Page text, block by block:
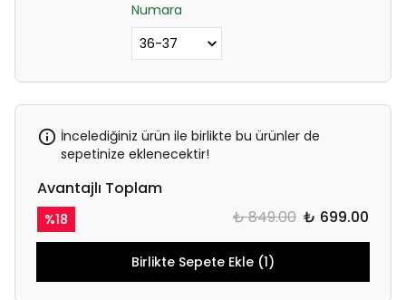
Numara
İncelediğiniz ürün ile birlikte bu ürünler de
sepetinize eklenecektir!
Avantajlı Toplam
%18 ₺ 849.00 ₺ 699.00
Birlikte Sepete Ekle (1)